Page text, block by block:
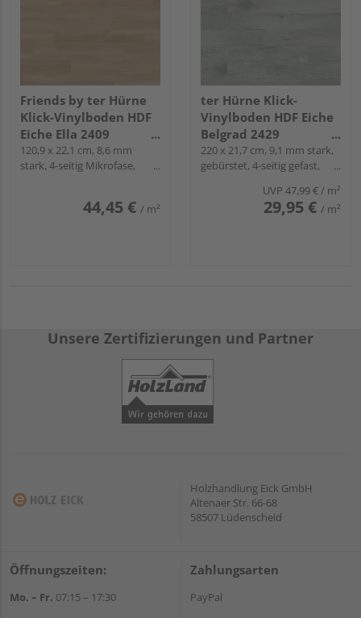
Friends by ter Hürne
Klick-Vinylboden HDF
Eiche Ella 2409
Landhausdiele
120,9 x 22,1 cm, 8,6 mm
stark, 4-seitig Mikrofase,
44,45 € / m²
ter Hürne Klick-
Vinylboden HDF Eiche
Belgrad 2429
Landhausdiele -
GRAND CHOICE
220 x 21,7 cm, 9,1 mm stark,
gebürstet, 4-seitig gefast,
UVP 47,99 €/ m²
29,95 € / m²
Unsere Zertifizierungen und Partner
Holzhandlung Eick GmbH
Altenaer Str. 66-68
58507 Lüdenscheid
Öffnungszeiten:
Mo. – Fr. 07:15 – 17:30
Zahlungsarten
PayPal